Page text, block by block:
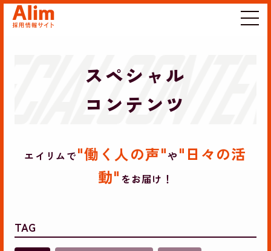
スペシャル
コンテンツ
エイリムで"働く人の声"や "日々の活
動" をお届け！